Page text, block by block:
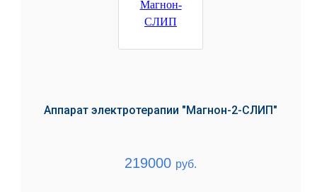
Аппарат электротерапии "Магнон-2-СЛИП"
219000 руб.